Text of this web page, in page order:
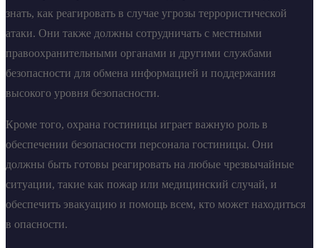
знать, как реагировать в случае угрозы террористической
атаки. Они также должны сотрудничать с местными
правоохранительными органами и другими службами
безопасности для обмена информацией и поддержания
высокого уровня безопасности.
Кроме того, охрана гостиницы играет важную роль в
обеспечении безопасности персонала гостиницы. Они
должны быть готовы реагировать на любые чрезвычайные
ситуации, такие как пожар или медицинский случай, и
обеспечить эвакуацию и помощь всем, кто может находиться
в опасности.